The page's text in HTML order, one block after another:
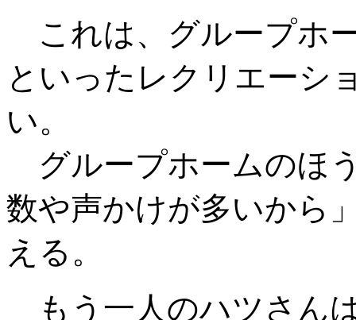
これは、グループホ
といったレクリエーシ
い。
グループホームのほ
数や声かけが多いから
える。
もう一人のハツさん